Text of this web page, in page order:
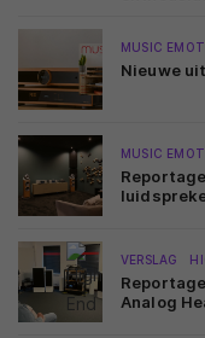
MUSIC
Nieuwe
MUSIC
VERSLAG
Analog